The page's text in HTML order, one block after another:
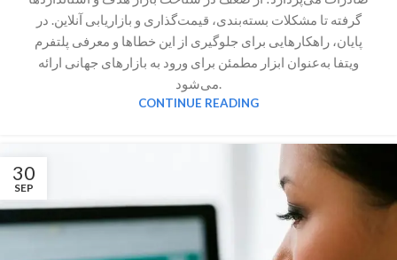
گرفته تا مشکلات بسته‌بندی، قیمت‌گذاری و بازاریابی آنلاین. در
پایان، راهکارهایی برای جلوگیری از این خطاها و معرفی پلتفرم
ویتفا به‌عنوان ابزار مطمئن برای ورود به بازارهای جهانی ارائه
می‌شود.
CONTINUE READING
30
SEP